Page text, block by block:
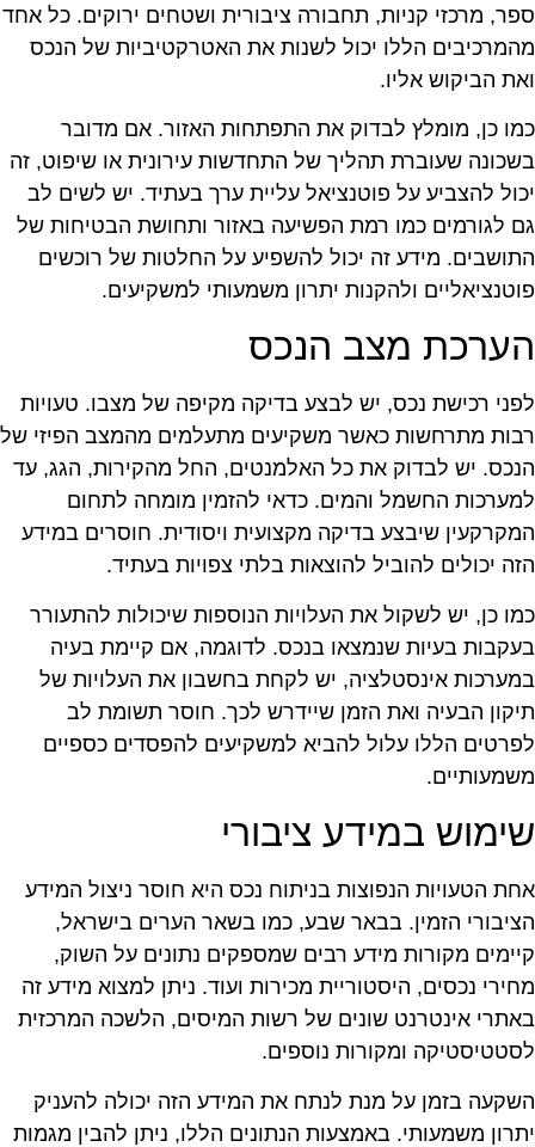
מרכזי קניות, תחבורה ציבורית ושטחים ירוקים. כל אחד
הללו יכול לשנות את האטרקטיביות של הנכס
הביקוש אליו.
כן, מומלץ לבדוק את התפתחות האזור. אם מדובר
שעוברת תהליך של התחדשות עירונית או שיפוט, זה
להצביע על פוטנציאל עליית ערך בעתיד. יש לשים לב
לגורמים כמו רמת הפשיעה באזור ותחושת הבטיחות של
מידע זה יכול להשפיע על החלטות של רוכשים
ולהקנות יתרון משמעותי למשקיעים.
מצב הנכס
רכישת נכס, יש לבצע בדיקה מקיפה של מצבו. טעויות
מתרחשות כאשר משקיעים מתעלמים מהמצב הפיזי של
יש לבדוק את כל האלמנטים, החל מהקירות, הגג, עד
החשמל והמים. כדאי להזמין מומחה לתחום
שיבצע בדיקה מקצועית ויסודית. חוסרים במידע
יכולים להוביל להוצאות בלתי צפויות בעתיד.
כן, יש לשקול את העלויות הנוספות שיכולות להתעורר
בעיות שנמצאו בנכס. לדוגמה, אם קיימת בעיה
אינסטלציה, יש לקחת בחשבון את העלויות של
הבעיה ואת הזמן שיידרש לכך. חוסר תשומת לב
הללו עלול להביא למשקיעים להפסדים כספיים
במידע ציבורי
הטעויות הנפוצות בניתוח נכס היא חוסר ניצול המידע
הזמין. בבאר שבע, כמו בשאר הערים בישראל,
מקורות מידע רבים שמספקים נתונים על השוק,
נכסים, היסטוריית מכירות ועוד. ניתן למצוא מידע זה
אינטרנט שונים של רשות המיסים, הלשכה המרכזית
ומקורות נוספים.
בזמן על מנת לנתח את המידע הזה יכולה להעניק
משמעותי. באמצעות הנתונים הללו, ניתן להבין מגמות